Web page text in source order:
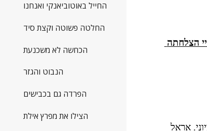
החייל באוטוביאנקי ואנחנו
החלטה פשוטה וקצת סיד
הכחשה לא משכנעת
הנבוט והגזר
הפרדה גם בכבישים
הצילו את מפרץ אילת